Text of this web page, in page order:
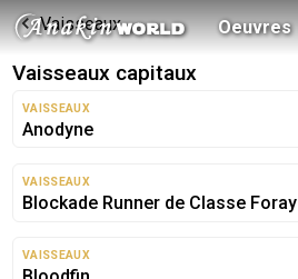
Oeuvres
Vaisseaux
Vaisseaux capitaux
VAISSEAUX
Anodyne
VAISSEAUX
Blockade Runner de Classe Foray
VAISSEAUX